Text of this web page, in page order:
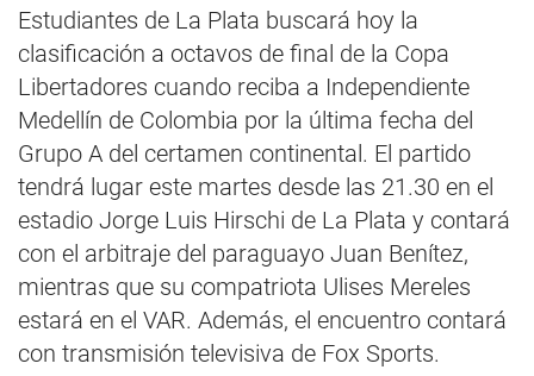
Estudiantes de La Plata buscará hoy la
clasificación a octavos de final de la Copa
Libertadores cuando reciba a Independiente
Medellín de Colombia por la última fecha del
Grupo A del certamen continental. El partido
tendrá lugar este martes desde las 21.30 en el
estadio Jorge Luis Hirschi de La Plata y contará
con el arbitraje del paraguayo Juan Benítez,
mientras que su compatriota Ulises Mereles
estará en el VAR. Además, el encuentro contará
con transmisión televisiva de Fox Sports.